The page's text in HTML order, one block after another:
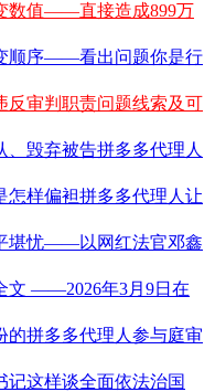
数值——直接造成899万
顺序——看出问题你是行
反审判职责问题线索及可
毁弃被告拼多多代理人
怎样偏袒拼多多代理人让
堪忧——以网红法官邓鑫
文 ——2026年3月9日在
的拼多多代理人参与庭审
记这样谈全面依法治国